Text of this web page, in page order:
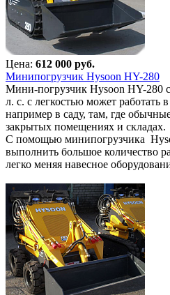
Цена: 612 000 руб.
Минипогрузчик Hysoon HY-280
Мини-погрузчик Hysoon HY-280
л. с. с легкостью может работать
например в саду, там, где
закрытых помещениях и складах.
С помощью минипогрузчика
выполнить большое количество
легко меняя навесное